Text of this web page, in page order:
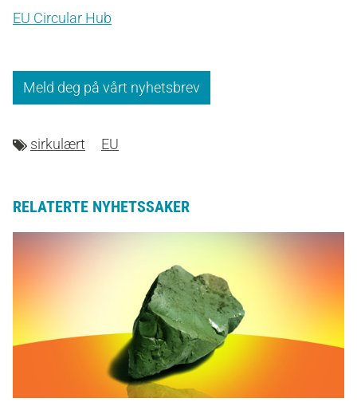
EU Circular Hub
Meld deg på vårt nyhetsbrev
sirkulært EU
RELATERTE NYHETSSAKER